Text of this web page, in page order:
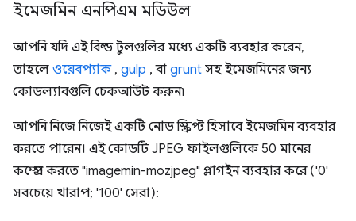
ইমেজমিন এনপিএম মডিউল
আপনি যদি এই বিল্ড টুলগুলির মধ্যে একটি ব্যবহার করেন,
তাহলে ওয়েবপ্যাক, gulp , বা grunt সহ ইমেজমিনের জন্য
কোডল্যাবগুলি চেকআউট করুন৷
আপনি নিজে নিজেই একটি নোড স্ক্রিপ্ট হিসাবে ইমেজমিন ব্যবহার
করতে পারেন। এই কোডটি JPEG ফাইলগুলিকে 50 মানের
কম্প্রেস করতে "imagemin-mozjpeg" প্লাগইন ব্যবহার করে ('0'
সবচেয়ে খারাপ; '100' সেরা):